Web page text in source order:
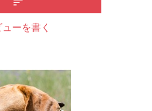
ューを書く